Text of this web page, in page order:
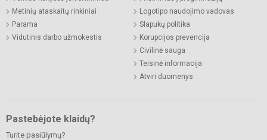
Metinių ataskaitų rinkiniai
Parama
Vidutinis darbo užmokestis
Logotipo naudojimo vadovas
Slapukų politika
Korupcijos prevencija
Civilinė sauga
Teisinė informacija
Atviri duomenys
Pastebėjote klaidų?
Turite pasiūlymų?